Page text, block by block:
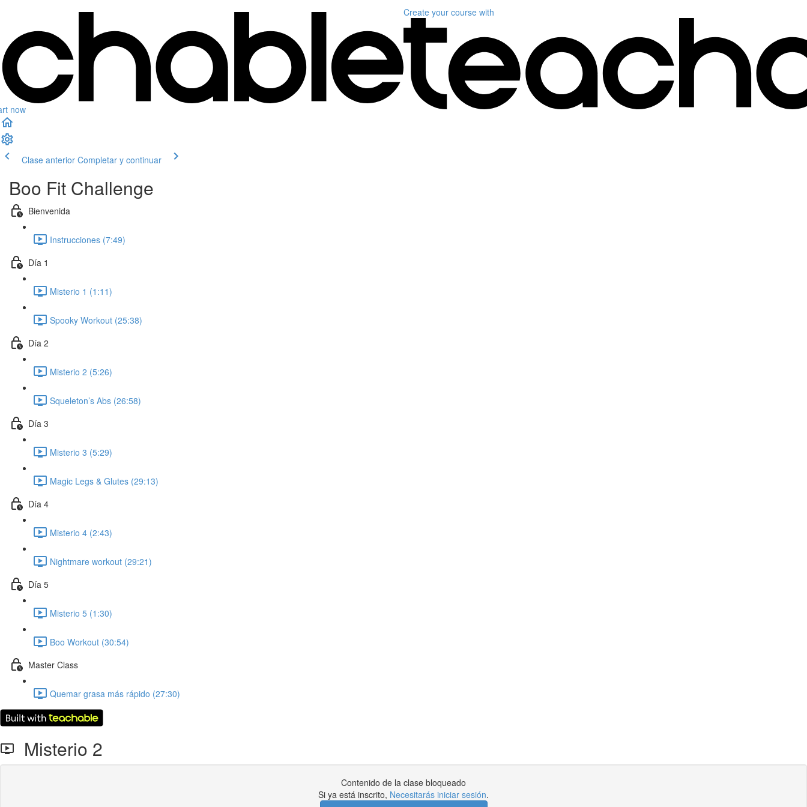
now
Create your course with
Clase anterior Completar y continuar
Boo Fit Challenge
Bienvenida
Instrucciones (7:49)
Día 1
Misterio 1 (1:11)
Spooky Workout (25:38)
Día 2
Misterio 2 (5:26)
Squeleton’s Abs (26:58)
Día 3
Misterio 3 (5:29)
Magic Legs & Glutes (29:13)
Día 4
Misterio 4 (2:43)
Nightmare workout (29:21)
Día 5
Misterio 5 (1:30)
Boo Workout (30:54)
Master Class
Quemar grasa más rápido (27:30)
Misterio 2
Contenido de la clase bloqueado
Si ya está inscrito, Necesitarás iniciar sesión.